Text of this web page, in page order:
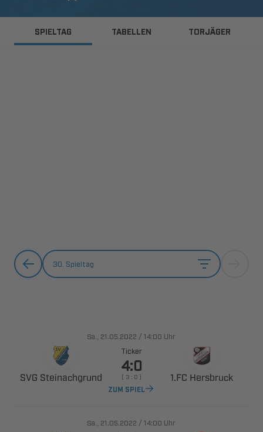
SPIELTAG TABELLEN TORJÄGER
30. Spieltag
.,  / Uhr
 
Ticker

      
ZUM SPIEL
.,  / Uhr